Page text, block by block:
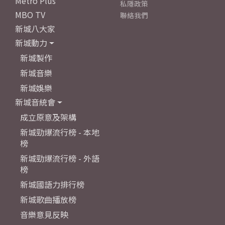
MBO TV
新城八大家
新城動力
新城製作
新城音樂
新城娛樂
新城音統會
成立原意及架構
新城勁爆流行榜 - 本地
榜
新城勁爆流行榜 - 外語
榜
新城國語力排行榜
新城歌曲播放榜
音樂意見反映
私隱政策
聯絡我們